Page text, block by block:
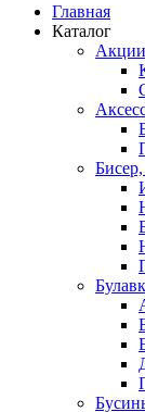
Главная
Каталог
Акции